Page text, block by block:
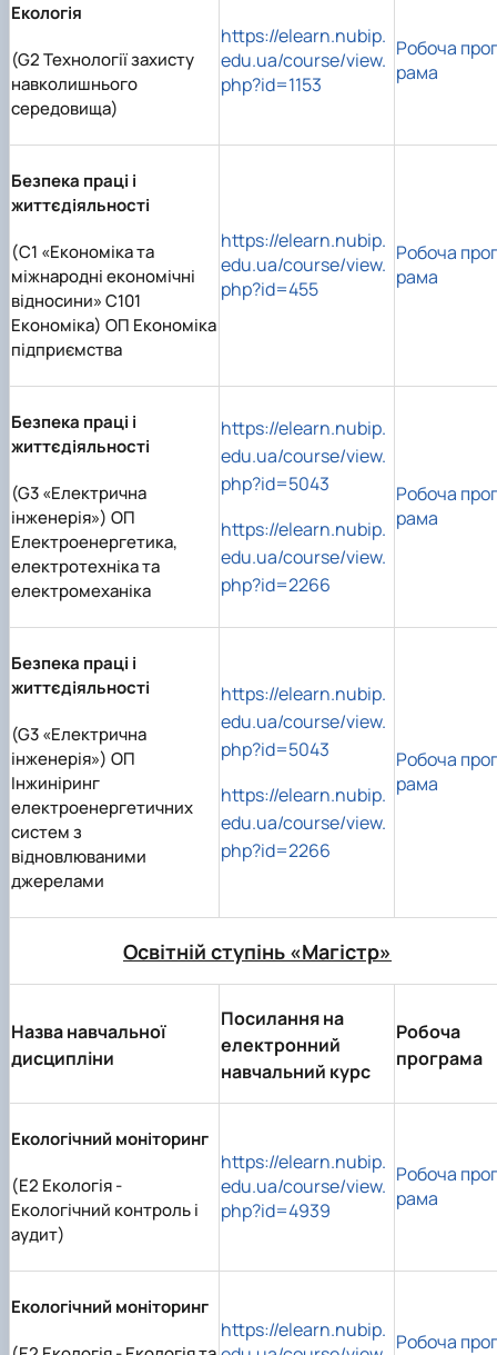
Екологія
(G2 Технології захисту
навколишнього
середовища)
https://elearn.nubip.
edu.ua/course/view.
php?id=1153
Робоча прог
рама
Безпека праці і
життєдіяльності
(C1 «Економіка та
міжнародні економічні
відносини» C101
Економіка) ОП Економіка
підприємства
https://elearn.nubip.
edu.ua/course/view.
php?id=455
Робоча прог
рама
Безпека праці і
життєдіяльності
(G3 «Електрична
інженерія») ОП
Електроенергетика,
електротехніка та
електромеханіка
https://elearn.nubip.
edu.ua/course/view.
php?id=5043
https://elearn.nubip.
edu.ua/course/view.
php?id=2266
Робоча прог
рама
Безпека праці і
життєдіяльності
(G3 «Електрична
інженерія») ОП
Інжиніринг
електроенергетичних
систем з
відновлюваними
джерелами
https://elearn.nubip.
edu.ua/course/view.
php?id=5043
https://elearn.nubip.
edu.ua/course/view.
php?id=2266
Робоча прог
рама
Освітній ступінь «Магістр»
Назва навчальної
дисципліни
Посилання на
електронний
навчальний курс
Робоча
програма
Екологічний моніторинг
(E2 Екологія -
Екологічний контроль і
аудит)
https://elearn.nubip.
edu.ua/course/view.
php?id=4939
Робоча прог
рама
Екологічний моніторинг
https://elearn.nubip. Робоча прог